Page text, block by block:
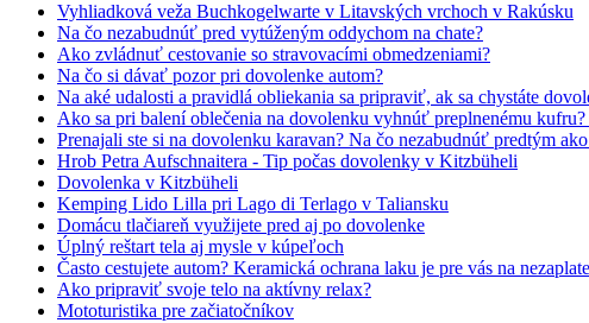
Vyhliadková veža Buchkogelwarte v Litavských vrchoch v Rakúsku
Na čo nezabudnúť pred vytúženým oddychom na chate?
Ako zvládnuť cestovanie so stravovacími obmedzeniami?
Na čo si dávať pozor pri dovolenke autom?
Na aké udalosti a pravidlá obliekania sa pripraviť, ak sa chystáte
Ako sa pri balení oblečenia na dovolenku vyhnúť preplnenému kufru?
Prenajali ste si na dovolenku karavan? Na čo nezabudnúť predtým
Hrob Petra Aufschnaitera - Tip počas dovolenky v Kitzbüheli
Dovolenka v Kitzbüheli
Kemping Lido Lilla pri Lago di Terlago v Taliansku
Domácu tlačiareň využijete pred aj po dovolenke
Úplný reštart tela aj mysle v kúpeľoch
Často cestujete autom? Keramická ochrana laku je pre vás na
Ako pripraviť svoje telo na aktívny relax?
Mototuristika pre začiatočníkov